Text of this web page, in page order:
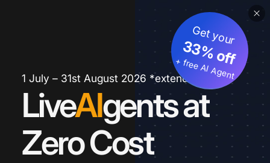
1 July – 31st August 2026 *extended
LiveAIgents at
Zero Cost
Get your
33% off
+ free AI Agent